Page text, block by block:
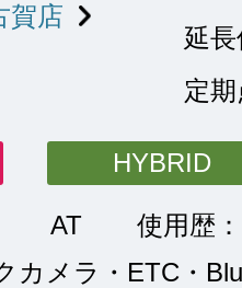
賀店
延
定
HYBRID
AT
使用歴
カメラ・ETC・